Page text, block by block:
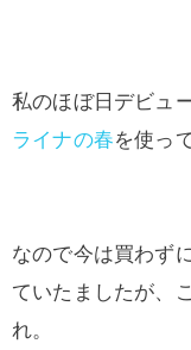
私のほぼ日デビュ
ライナの春を使っ
なので今は買わず
ていたましたが、
れ。